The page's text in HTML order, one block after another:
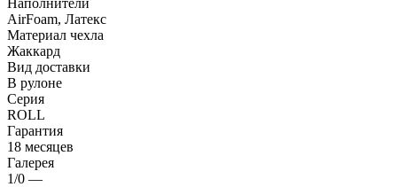
AirFoam, Латекс
Материал чехла
Жаккард
Вид доставки
В рулоне
Серия
ROLL
Гарантия
18 месяцев
Галерея
1/0 —